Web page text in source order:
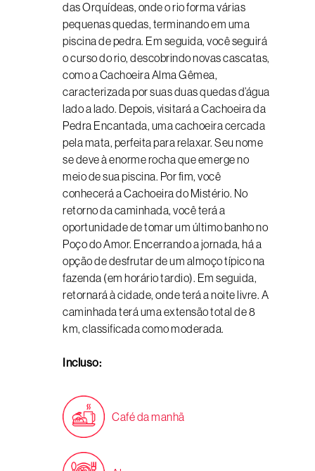
das Orquídeas, onde o rio forma várias
pequenas quedas, terminando em uma
piscina de pedra. Em seguida, você seguirá
o curso do rio, descobrindo novas cascatas,
como a Cachoeira Alma Gêmea,
caracterizada por suas duas quedas d’água
lado a lado. Depois, visitará a Cachoeira da
Pedra Encantada, uma cachoeira cercada
pela mata, perfeita para relaxar. Seu nome
se deve à enorme rocha que emerge no
meio de sua piscina. Por fim, você
conhecerá a Cachoeira do Mistério. No
retorno da caminhada, você terá a
oportunidade de tomar um último banho no
Poço do Amor. Encerrando a jornada, há a
opção de desfrutar de um almoço típico na
fazenda (em horário tardio). Em seguida,
retornará à cidade, onde terá a noite livre. A
caminhada terá uma extensão total de 8
km, classificada como moderada.
Incluso:
Café da manhã